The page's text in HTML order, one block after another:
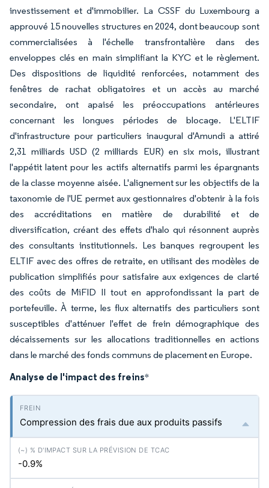
investissement et d'immobilier. La CSSF du Luxembourg a
approuvé 15 nouvelles structures en 2024, dont beaucoup sont
commercialisées à l'échelle transfrontalière dans des
enveloppes clés en main simplifiant la KYC et le règlement.
Des dispositions de liquidité renforcées, notamment des
fenêtres de rachat obligatoires et un accès au marché
secondaire, ont apaisé les préoccupations antérieures
concernant les longues périodes de blocage. L'ELTIF
d'infrastructure pour particuliers inaugural d'Amundi a attiré
2,31 milliards USD (2 milliards EUR) en six mois, illustrant
l'appétit latent pour les actifs alternatifs parmi les épargnants
de la classe moyenne aisée. L'alignement sur les objectifs de la
taxonomie de l'UE permet aux gestionnaires d'obtenir à la fois
des accréditations en matière de durabilité et de
diversification, créant des effets d'halo qui résonnent auprès
des consultants institutionnels. Les banques regroupent les
ELTIF avec des offres de retraite, en utilisant des modèles de
publication simplifiés pour satisfaire aux exigences de clarté
des coûts de MiFID II tout en approfondissant la part de
portefeuille. À terme, les flux alternatifs des particuliers sont
susceptibles d'atténuer l'effet de frein démographique des
décaissements sur les allocations traditionnelles en actions
dans le marché des fonds communs de placement en Europe.
Analyse de l'impact des freins*
Compression des frais due aux produits passifs
-0.9%